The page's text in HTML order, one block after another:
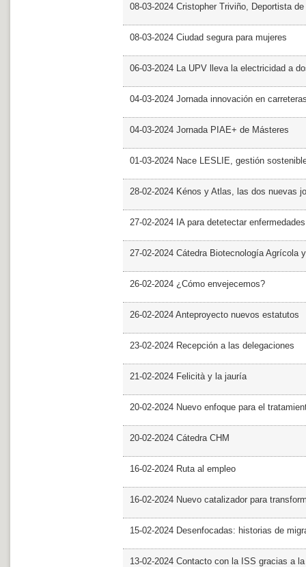
08-03-2024 Cristopher Triviño, Deportista
08-03-2024 Ciudad segura para mujeres
06-03-2024 La UPV lleva la electricidad a
04-03-2024 Jornada innovación en
04-03-2024 Jornada PIAE+ de Másteres
01-03-2024 Nace LESLIE, gestión
28-02-2024 Kénos y Atlas, las dos nuevas
27-02-2024 IA para detetectar
27-02-2024 Cátedra Biotecnología Agrícola
26-02-2024 ¿Cómo envejecemos?
26-02-2024 Anteproyecto nuevos estatutos
23-02-2024 Recepción a las delegaciones
21-02-2024 Felicità y la jauría
20-02-2024 Nuevo enfoque para el
20-02-2024 Cátedra CHM
16-02-2024 Ruta al empleo
16-02-2024 Nuevo catalizador para
15-02-2024 Desenfocadas: historias de
13-02-2024 Contacto con la ISS gracias a